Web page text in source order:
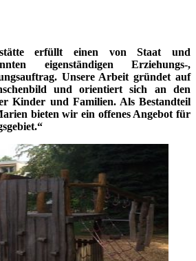
erfüllt einen von Staat und
eigenständigen Erziehungs-,
Unsere Arbeit gründet auf
und orientiert sich an den
Kinder und Familien. Als Bestandteil
bieten wir ein offenes Angebot für